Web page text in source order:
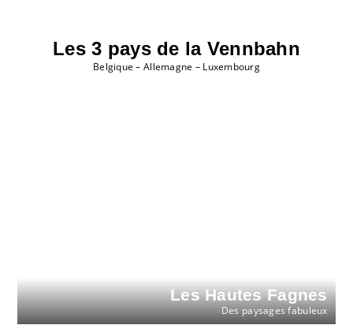
Les 3 pays de la Vennbahn
Belgique – Allemagne – Luxembourg
Les Hautes Fagnes
Des paysages fabuleux